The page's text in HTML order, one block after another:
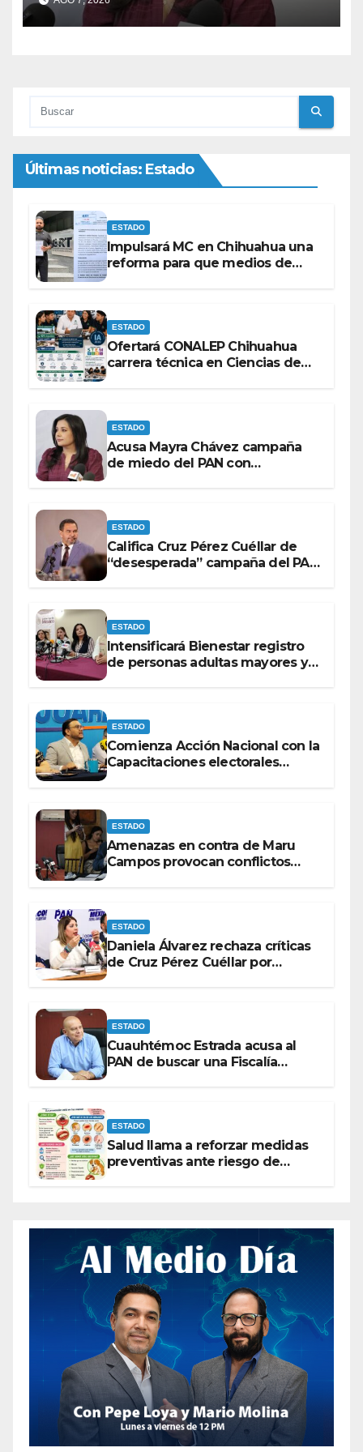
Morena
Últimas noticias: Estado
ESTADO
Impulsará MC en Chihuahua una
reforma para que medios de
ESTADO
Ofertará CONALEP Chihuahua
carrera técnica en Ciencias de
ESTADO
Acusa Mayra Chávez campaña
de miedo del PAN con
ESTADO
Califica Cruz Pérez Cuéllar de
“desesperada” campaña del PAN
ESTADO
Intensificará Bienestar registro
de personas adultas mayores y
ESTADO
Comienza Acción Nacional con la
Capacitaciones electorales
ESTADO
Amenazas en contra de Maru
Campos provocan conflictos
ESTADO
Daniela Álvarez rechaza críticas
de Cruz Pérez Cuéllar por
ESTADO
Cuauhtémoc Estrada acusa al
PAN de buscar una Fiscalía
ESTADO
Salud llama a reforzar medidas
preventivas ante riesgo de